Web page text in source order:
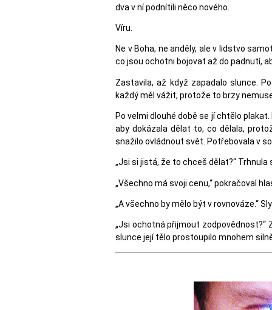
dva v ní podnítili něco nového.
Víru.
Ne v Boha, ne anděly, ale v lidstvo
co jsou ochotni bojovat až do padnutí,
Zastavila, až když zapadalo slunce.
každý měl vážit, protože to brzy
Po velmi dlouhé době se jí chtělo
aby dokázala dělat to, co dělala,
snažilo ovládnout svět. Potřebovala v
„Jsi si jistá, že to chceš dělat?“ Trhnula
„Všechno má svoji cenu,“ pokračoval
„A všechno by mělo být v rovnováze.“
„Jsi ochotná přijmout zodpovědnost?“
slunce její tělo prostoupilo mnohem